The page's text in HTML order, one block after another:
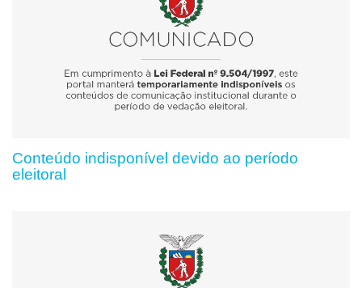
Conteúdo indisponível devido ao período
eleitoral